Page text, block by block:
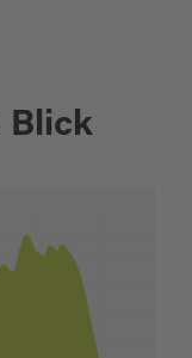
Blick